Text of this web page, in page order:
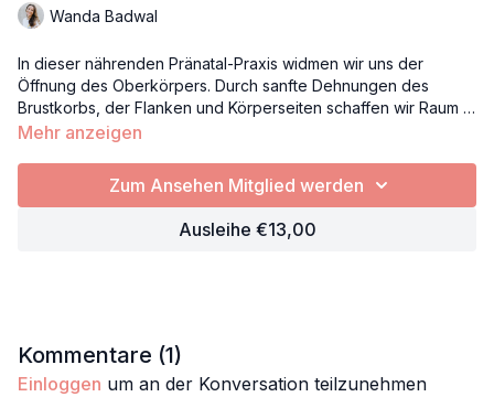
Wanda Badwal
In dieser nährenden Pränatal-Praxis widmen wir uns der
Öffnung des Oberkörpers. Durch sanfte Dehnungen des
Brustkorbs, der Flanken und Körperseiten schaffen wir Raum –
für dich und dein wachsendes Baby. Die vertiefte Atmung wird
Leichtigkeit in dieser besonderen Zeit willkommen zu heißen.
Mehr anzeigen
Zum Ansehen Mitglied werden
Ausleihe €13,00
Kommentare (1)
Einloggen um an der Konversation teilzunehmen